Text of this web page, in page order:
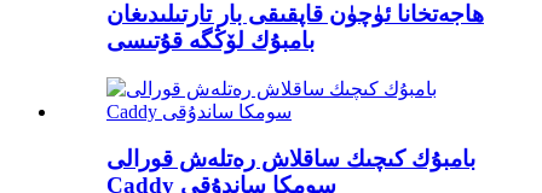
ھاجەتخانا ئۈچۈن قاپقىقى بار تارتىلىدىغان
بامبۇك لۆڭگە قۇتىسى
بامبۇك كىچىك ساقلاش رەتلەش قورالى
Caddy سومكا ساندۇقى